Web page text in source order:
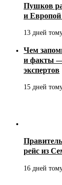
Пушков
и
13 дней
Чем
и факты
экспертов
15 дней
рейс из
16 дней